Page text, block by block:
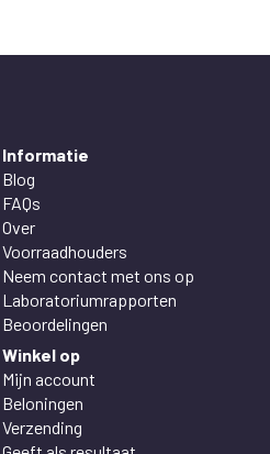
Informatie
Blog
FAQs
Over
Voorraadhouders
Neem contact met ons op
Laboratoriumrapporten
Beoordelingen
Winkel op
Mijn account
Beloningen
Verzending